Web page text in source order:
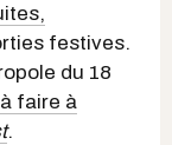
festives.
du 18
faire à
.